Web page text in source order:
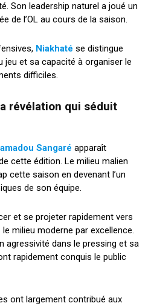
Son leadership naturel a joué un
de l’OL au cours de la saison.
Niakhaté se distingue
jeu et sa capacité à organiser le
difficiles.
révélation qui séduit
Sangaré apparaît
cette édition. Le milieu malien
cette saison en devenant l’un
de son équipe.
et se projeter rapidement vers
milieu moderne par excellence.
agressivité dans le pressing et sa
rapidement conquis le public
ont largement contribué aux